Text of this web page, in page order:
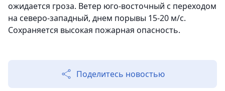
ожидается гроза. Ветер юго-восточный с переходом
на северо-западный, днем порывы 15-20 м/с.
Сохраняется высокая пожарная опасность.
Поделитесь новостью